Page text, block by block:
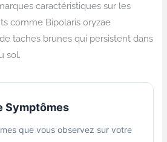
caractéristiques sur les
comme Bipolaris oryzae
taches brunes qui persistent dans
sol.
Symptômes
que vous observez sur votre